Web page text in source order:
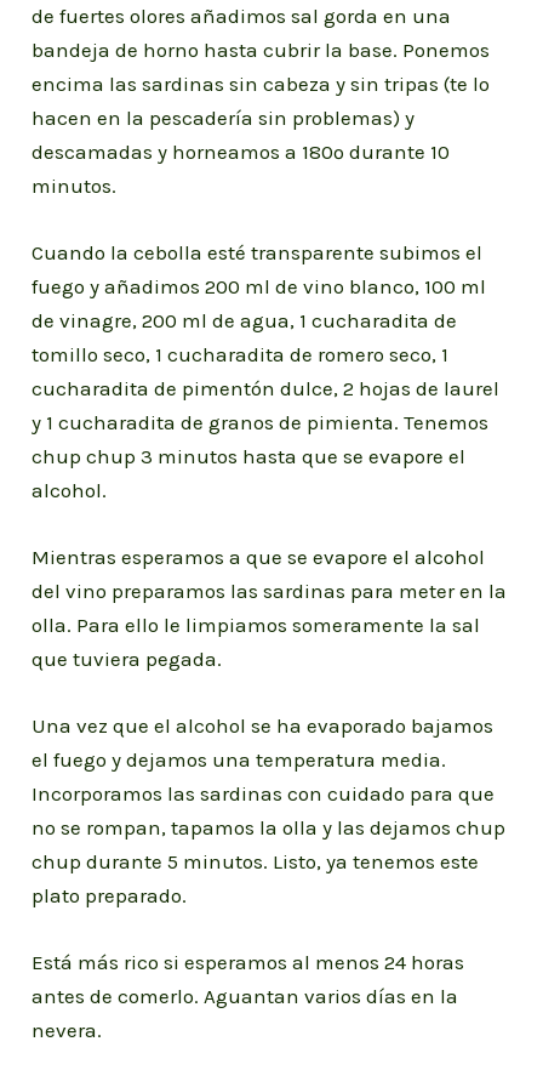
de fuertes olores añadimos sal gorda en una
bandeja de horno hasta cubrir la base. Ponemos
encima las sardinas sin cabeza y sin tripas (te lo
hacen en la pescadería sin problemas) y
descamadas y horneamos a 180º durante 10
minutos.
Cuando la cebolla esté transparente subimos el
fuego y añadimos 200 ml de vino blanco, 100 ml
de vinagre, 200 ml de agua, 1 cucharadita de
tomillo seco, 1 cucharadita de romero seco, 1
cucharadita de pimentón dulce, 2 hojas de laurel
y 1 cucharadita de granos de pimienta. Tenemos
chup chup 3 minutos hasta que se evapore el
alcohol.
Mientras esperamos a que se evapore el alcohol
del vino preparamos las sardinas para meter en la
olla. Para ello le limpiamos someramente la sal
que tuviera pegada.
Una vez que el alcohol se ha evaporado bajamos
el fuego y dejamos una temperatura media.
Incorporamos las sardinas con cuidado para que
no se rompan, tapamos la olla y las dejamos chup
chup durante 5 minutos. Listo, ya tenemos este
plato preparado.
Está más rico si esperamos al menos 24 horas
antes de comerlo. Aguantan varios días en la
nevera.